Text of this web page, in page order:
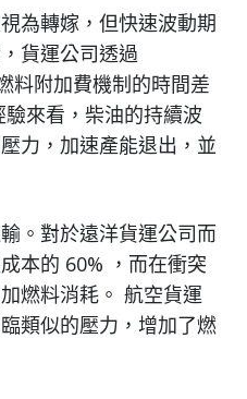
為轉嫁，但快速波動期
貨運公司透過
料附加費機制的時間差
來看，柴油的持續波
力，加速產能退出，並
。對於遠洋貨運公司而
本的 60% ，而在衝突
燃料消耗。 航空貨運
類似的壓力，增加了燃